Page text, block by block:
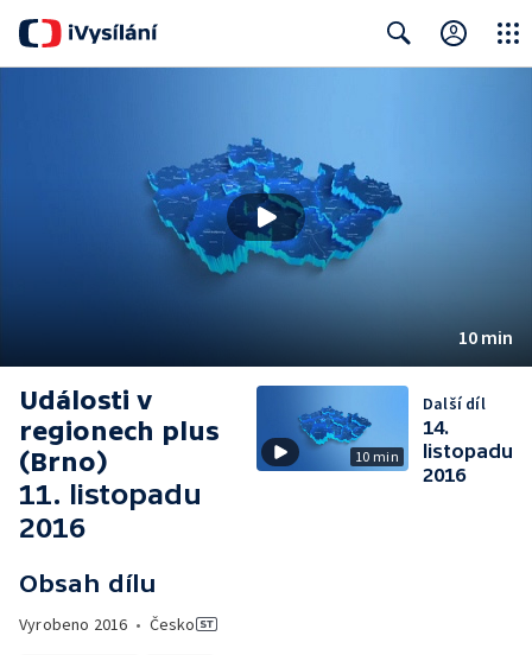
10 min
Události v
regionech plus
(Brno)
11. listopadu
2016
Obsah dílu
Vyrobeno 2016 • Česko
10 min
Další díl
14.
listopadu
2016